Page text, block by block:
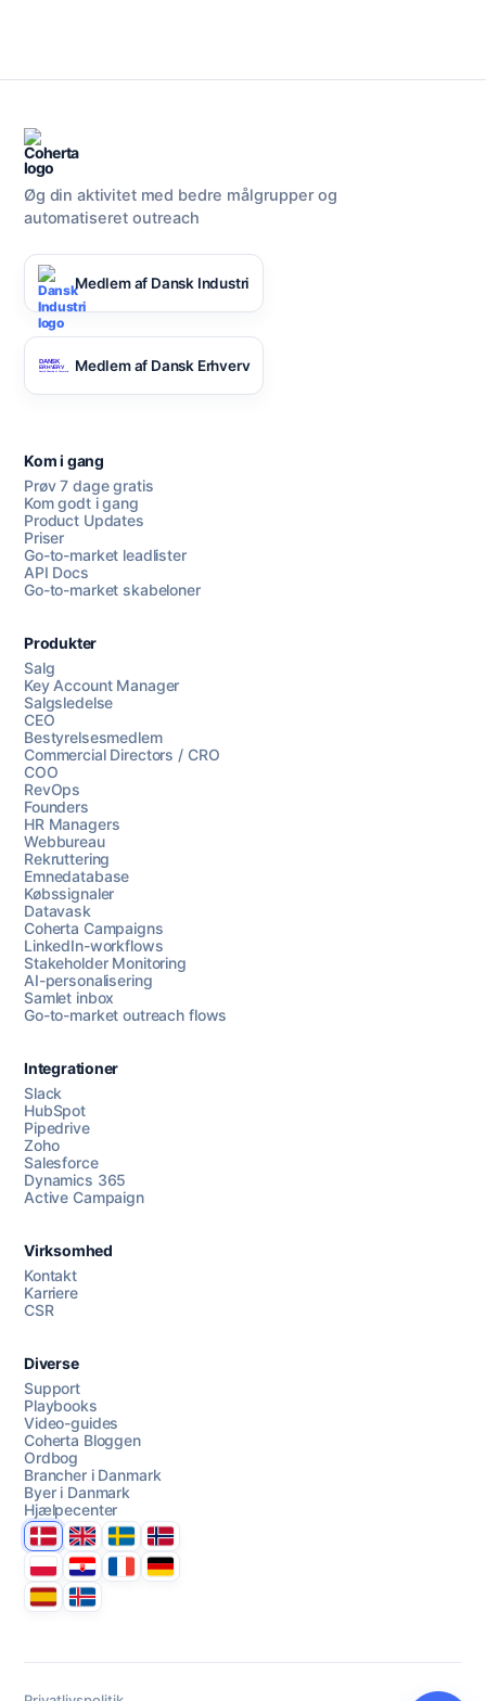
Chat med os
AI Campaign Assist
Øg din aktivitet med bedre målgrupper og
automatiseret outreach
Medlem af Dansk Industri
Medlem af Dansk Erhverv
Kom i gang
Prøv 7 dage gratis
Kom godt i gang
Product Updates
Priser
Go-to-market leadlister
API Docs
Go-to-market skabeloner
Produkter
Salg
Key Account Manager
Salgsledelse
CEO
Bestyrelsesmedlem
Commercial Directors / CRO
COO
RevOps
Founders
HR Managers
Webbureau
Rekruttering
Emnedatabase
Købssignaler
Datavask
Coherta Campaigns
LinkedIn-workflows
Stakeholder Monitoring
AI-personalisering
Samlet inbox
Go-to-market outreach flows
Integrationer
Slack
HubSpot
Pipedrive
Zoho
Salesforce
Dynamics 365
Active Campaign
Virksomhed
Kontakt
Karriere
CSR
Diverse
Support
Playbooks
Video-guides
Coherta Bloggen
Ordbog
Brancher i Danmark
Byer i Danmark
Hjælpecenter
DanmarkUnited Kingdom
SverigeNorge
PolskaHrvatskaFranceDeutschland
EspanaÍsland